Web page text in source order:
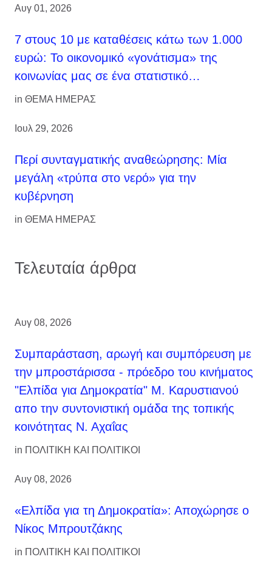
Αυγ 01, 2026
7 στους 10 με καταθέσεις κάτω των 1.000
ευρώ: Το οικονομικό «γονάτισμα» της
κοινωνίας μας σε ένα στατιστικό…
in ΘΕΜΑ ΗΜΕΡΑΣ
Ιουλ 29, 2026
Περί συνταγματικής αναθεώρησης: Μία
μεγάλη «τρύπα στο νερό» για την
κυβέρνηση
in ΘΕΜΑ ΗΜΕΡΑΣ
Τελευταία άρθρα
Αυγ 08, 2026
Συμπαράσταση, αρωγή και συμπόρευση με
την μπροστάρισσα - πρόεδρο του κινήματος
"Ελπίδα για Δημοκρατία" Μ. Καρυστιανού
απο την συντονιστική ομάδα της τοπικής
κοινότητας Ν. Αχαΐας
in ΠΟΛΙΤΙΚΗ ΚΑΙ ΠΟΛΙΤΙΚΟΙ
Αυγ 08, 2026
«Ελπίδα για τη Δημοκρατία»: Αποχώρησε ο
Νίκος Μπρουτζάκης
in ΠΟΛΙΤΙΚΗ ΚΑΙ ΠΟΛΙΤΙΚΟΙ